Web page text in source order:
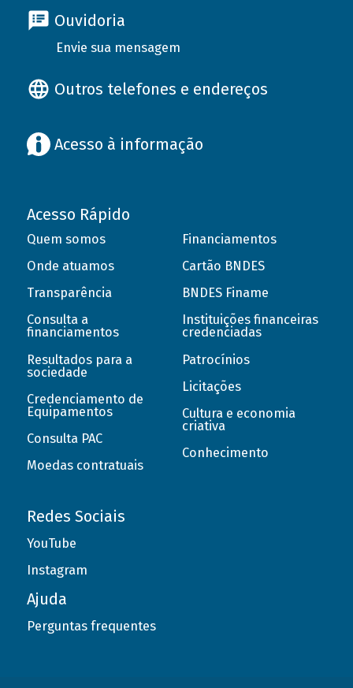
Ouvidoria
Envie sua mensagem
Outros telefones e endereços
Acesso à informação
Acesso Rápido
Quem somos
Onde atuamos
Transparência
Consulta a
financiamentos
Resultados para a
sociedade
Credenciamento de
Equipamentos
Consulta PAC
Moedas contratuais
Financiamentos
Cartão BNDES
BNDES Finame
Instituições financeiras
credenciadas
Patrocínios
Licitações
Cultura e economia
criativa
Conhecimento
Redes Sociais
YouTube
Instagram
Ajuda
Perguntas frequentes